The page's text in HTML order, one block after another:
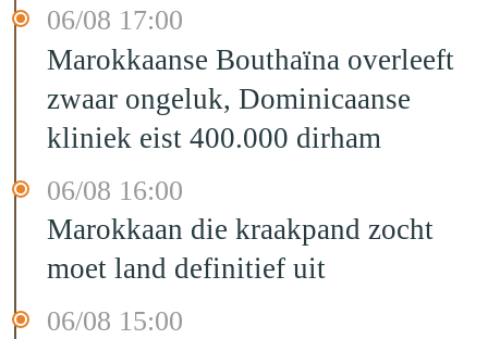
06/08 17:00
Marokkaanse Bouthaïna overleeft
zwaar ongeluk, Dominicaanse
kliniek eist 400.000 dirham
06/08 16:00
Marokkaan die kraakpand zocht
moet land definitief uit
06/08 15:00